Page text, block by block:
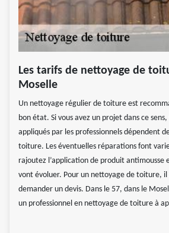
Les tarifs de nettoyage de
Moselle
Un nettoyage régulier de toiture est
bon état. Si vous avez un projet dans ce
appliqués par les professionnels dépendent
toiture. Les éventuelles réparations font
rajoutez l’application de produit antimousse
vont évoluer. Pour un nettoyage de toiture, il
demander un devis. Dans le 57, dans le
un professionnel en nettoyage de toiture à